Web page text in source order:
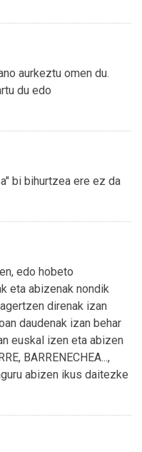
aurkeztu omen du.
du edo
bi bihurtzea ere ez da
edo hobeto
eta abizenak nondik
direnak izan
daudenak izan behar
euskal izen eta abizen
BARRENECHEA...,
abizen ikus daitezke